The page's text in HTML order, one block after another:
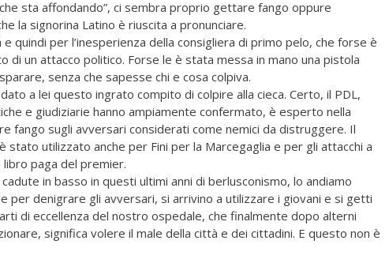
sta affondando”, ci sembra proprio gettare fango oppure
la signorina Latino è riuscita a pronunciare.
quindi per l’inesperienza della consigliera di primo pelo, che forse è
di un attacco politico. Forse le è stata messa in mano una pistola
senza che sapesse chi e cosa colpiva.
a lei questo ingrato compito di colpire alla cieca. Certo, il PDL,
e giudiziarie hanno ampiamente confermato, è esperto nella
fango sugli avversari considerati come nemici da distruggere. Il
utilizzato anche per Fini per la Marcegaglia e per gli attacchi a
libro paga del premier.
in basso in questi ultimi anni di berlusconismo, lo andiamo
per denigrare gli avversari, si arrivino a utilizzare i giovani e si getti
di eccellenza del nostro ospedale, che finalmente dopo alterni
significa volere il male della città e dei cittadini. E questo non è